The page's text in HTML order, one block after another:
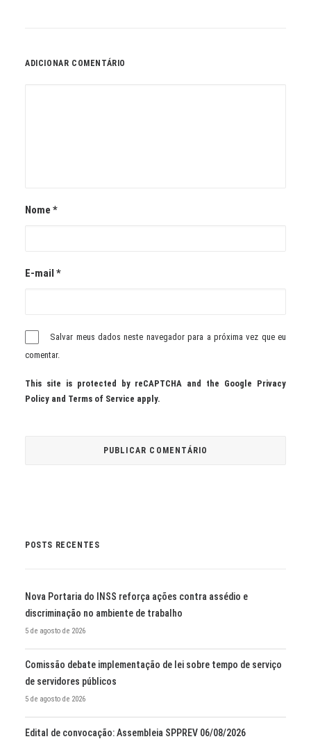
ADICIONAR COMENTÁRIO
Nome *
E-mail *
Salvar meus dados neste navegador para a próxima vez que eu
comentar.
This site is protected by reCAPTCHA and the Google Privacy
Policy and Terms of Service apply.
POSTS RECENTES
Nova Portaria do INSS reforça ações contra assédio e
discriminação no ambiente de trabalho
5 de agosto de 2026
Comissão debate implementação de lei sobre tempo de serviço
de servidores públicos
5 de agosto de 2026
Edital de convocação: Assembleia SPPREV 06/08/2026